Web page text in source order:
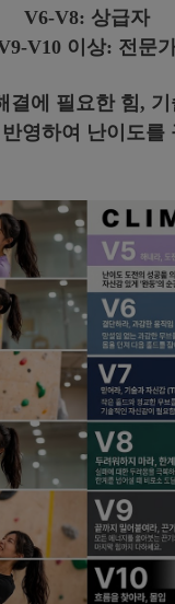
V6-V8: 상급자
V10 이상: 전문
결에 필요한 힘,
영하여 난이도를